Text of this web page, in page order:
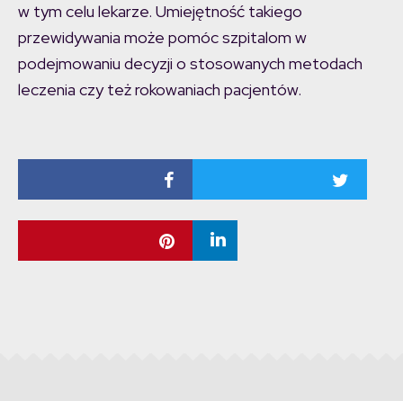
w tym celu lekarze. Umiejętność takiego
przewidywania może pomóc szpitalom w
podejmowaniu decyzji o stosowanych metodach
leczenia czy też rokowaniach pacjentów.